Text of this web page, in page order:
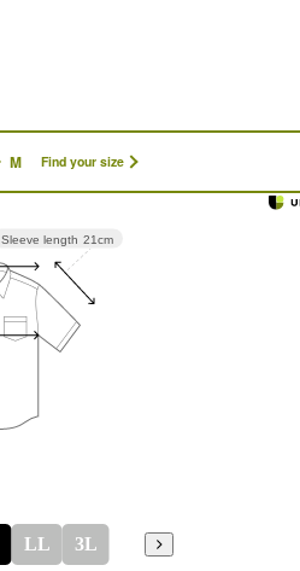
M Find your size
Sleeve length 21cm
LL 3L